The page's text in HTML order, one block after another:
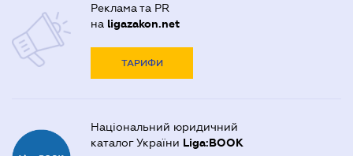
Реклама та PR
на ligazakon.net
ТАРИФИ
Національний юридичний
каталог України Liga:BOOK